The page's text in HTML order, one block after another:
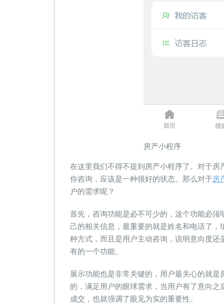
房产小程序
在这里我们不得不提到房产小程序了。对于
你咨询，应该是一种很好的状态。那么对于房
户的需求呢？
首先，咨询功能是必不可少的，这个功能必
己的相关信息，最重要的就是姓名和电话了
种方式，而且是用户主动咨询，说明意向度
有的一个功能。
展示功能也是非常关键的，用户最关心的就
的，满足用户的眼球需求，当用户有了意向
成交，也就强调了眼见为实的重要性。